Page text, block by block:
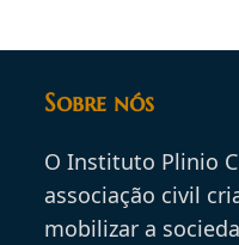
Sobre nós
O Instituto Plinio
associação civil
mobilizar a